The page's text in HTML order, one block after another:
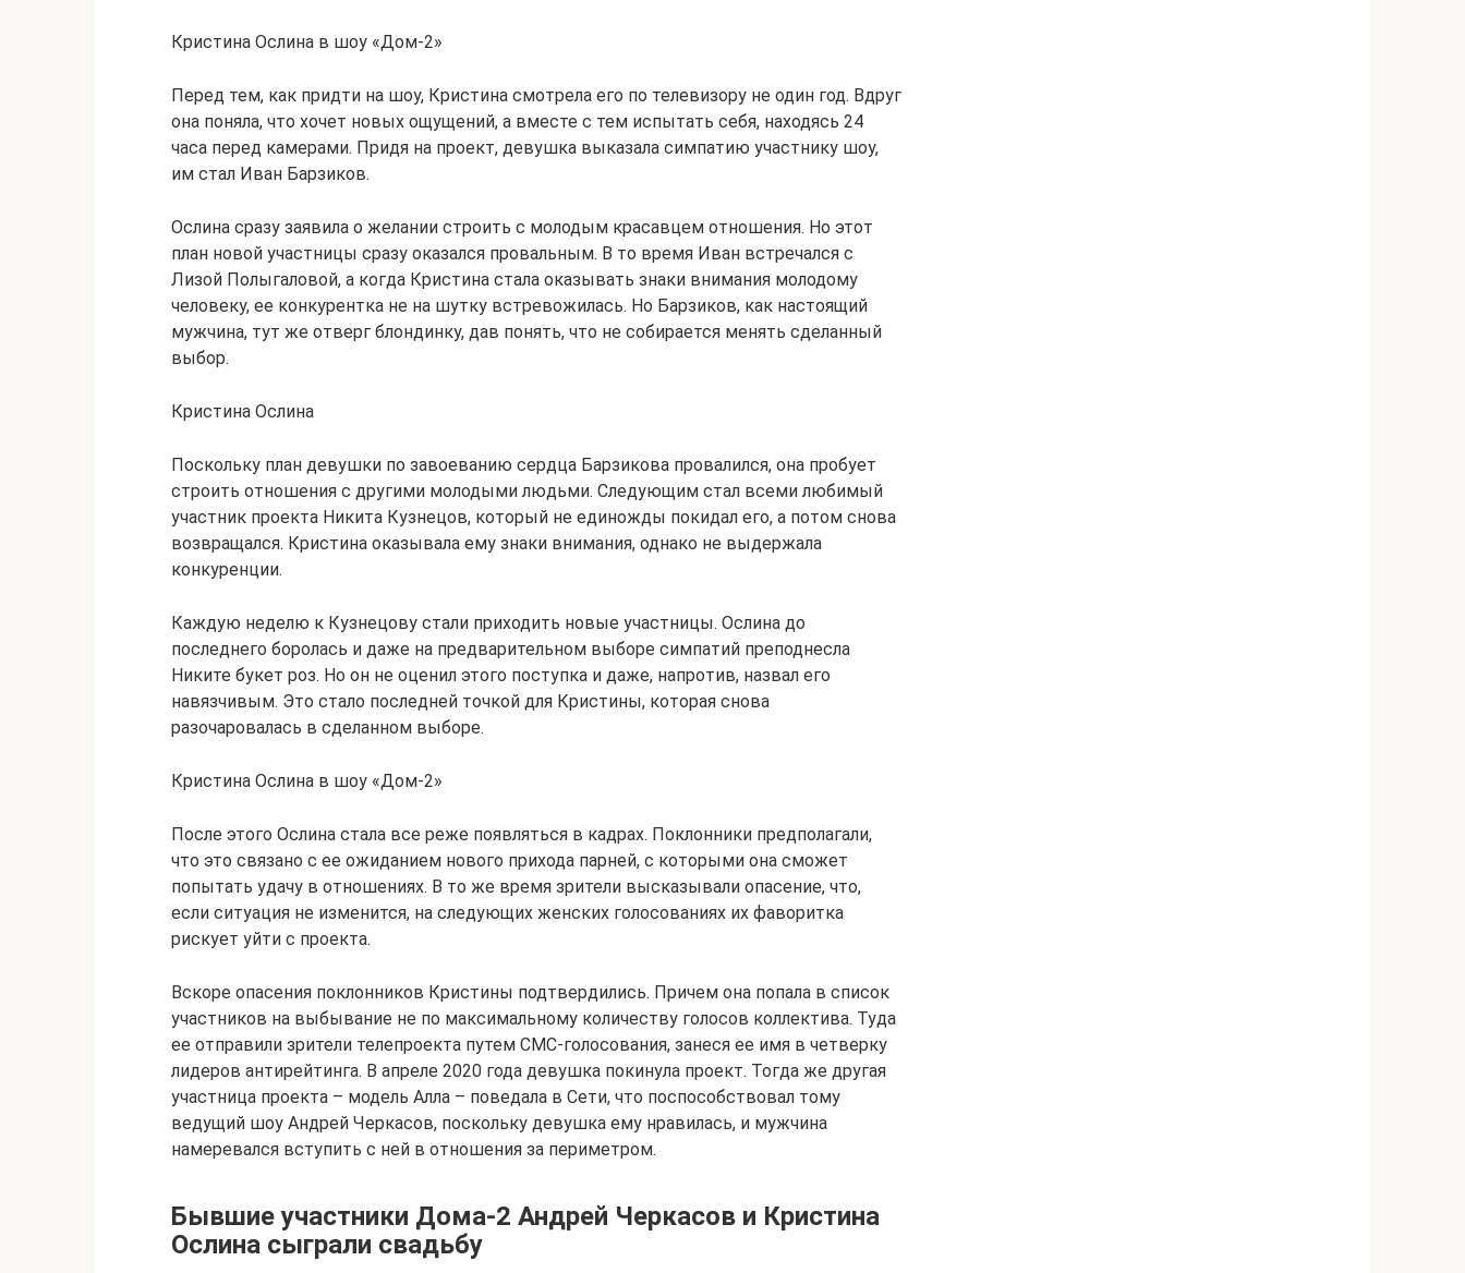
Кристина Ослина в шоу «Дом-2»
Перед тем, как придти на шоу, Кристина смотрела его по телевизору не один год. Вдруг
она поняла, что хочет новых ощущений, а вместе с тем испытать себя, находясь 24
часа перед камерами. Придя на проект, девушка выказала симпатию участнику шоу,
им стал Иван Барзиков.
Ослина сразу заявила о желании строить с молодым красавцем отношения. Но этот
план новой участницы сразу оказался провальным. В то время Иван встречался с
Лизой Полыгаловой, а когда Кристина стала оказывать знаки внимания молодому
человеку, ее конкурентка не на шутку встревожилась. Но Барзиков, как настоящий
мужчина, тут же отверг блондинку, дав понять, что не собирается менять сделанный
выбор.
Кристина Ослина
Поскольку план девушки по завоеванию сердца Барзикова провалился, она пробует
строить отношения с другими молодыми людьми. Следующим стал всеми любимый
участник проекта Никита Кузнецов, который не единожды покидал его, а потом снова
возвращался. Кристина оказывала ему знаки внимания, однако не выдержала
конкуренции.
Каждую неделю к Кузнецову стали приходить новые участницы. Ослина до
последнего боролась и даже на предварительном выборе симпатий преподнесла
Никите букет роз. Но он не оценил этого поступка и даже, напротив, назвал его
навязчивым. Это стало последней точкой для Кристины, которая снова
разочаровалась в сделанном выборе.
Кристина Ослина в шоу «Дом-2»
После этого Ослина стала все реже появляться в кадрах. Поклонники предполагали,
что это связано с ее ожиданием нового прихода парней, с которыми она сможет
попытать удачу в отношениях. В то же время зрители высказывали опасение, что,
если ситуация не изменится, на следующих женских голосованиях их фаворитка
рискует уйти с проекта.
Вскоре опасения поклонников Кристины подтвердились. Причем она попала в список
участников на выбывание не по максимальному количеству голосов коллектива. Туда
ее отправили зрители телепроекта путем СМС-голосования, занеся ее имя в четверку
лидеров антирейтинга. В апреле 2020 года девушка покинула проект. Тогда же другая
участница проекта – модель Алла – поведала в Сети, что поспособствовал тому
ведущий шоу Андрей Черкасов, поскольку девушка ему нравилась, и мужчина
намеревался вступить с ней в отношения за периметром.
Бывшие участники Дома-2 Андрей Черкасов и Кристина
Ослина сыграли свадьбу